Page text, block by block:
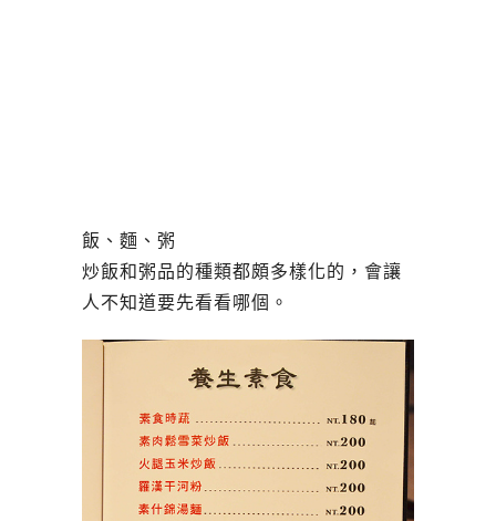
飯、麵、粥
炒飯和粥品的種類都頗多樣化的，會讓
人不知道要先看看哪個。